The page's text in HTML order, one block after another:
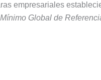
empresariales
Global de